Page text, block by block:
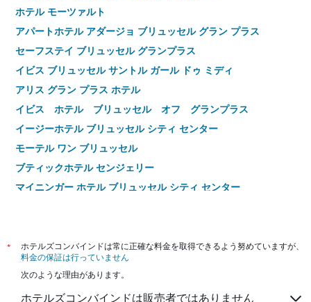
ホテル モーツァルト
アパートホテル アダージョ ブリュッセル グラン プラス
セーフステイ ブリュッセル グランプラス
イビス ブリュッセル サントル ガール ドゥ ミディ
アリス グラン プラス ホテル
イビス ホテル ブリュッセル オフ グランプラス
イージーホテル ブリュッセル シティ センター
モーテル ワン ブリュッセル
ブティックホテル センジェリー
マイニンガー ホテル ブリュッセル シティ センター
ジャム ホテル ブリュッセル
イビス ブリュッセル シティ センター
クレーヴスホテル
*
ホテルズコンバインドは常に正確な料金を取得できるよう努めていますが、
料金の保証は行っていません
次のような理由があります。
ホテルズコンバインドは販売者ではありません